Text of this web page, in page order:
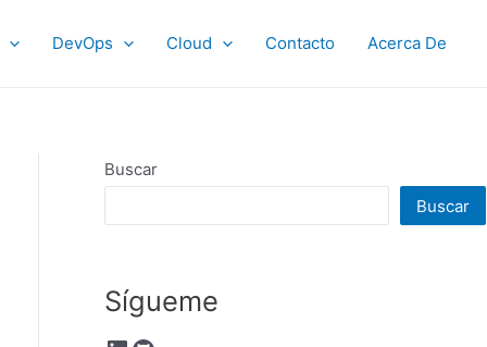
DevOps Cloud Contacto Acerca De
Buscar
Buscar
Sígueme